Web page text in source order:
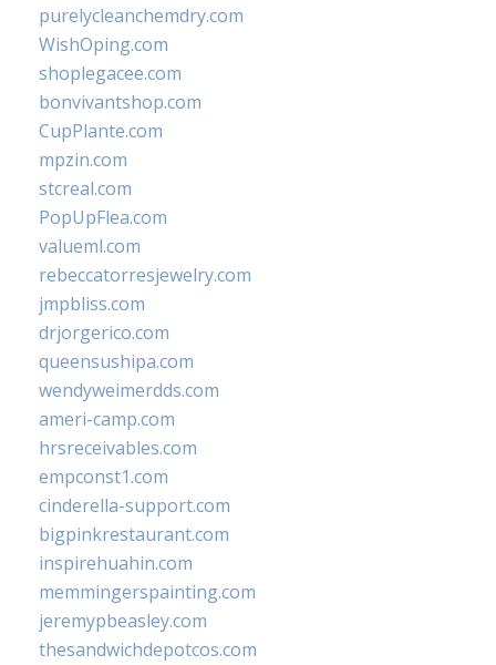
purelycleanchemdry.com
WishOping.com
shoplegacee.com
bonvivantshop.com
CupPlante.com
mpzin.com
stcreal.com
PopUpFlea.com
valueml.com
rebeccatorresjewelry.com
jmpbliss.com
drjorgerico.com
queensushipa.com
wendyweimerdds.com
ameri-camp.com
hrsreceivables.com
empconst1.com
cinderella-support.com
bigpinkrestaurant.com
inspirehuahin.com
memmingerspainting.com
jeremypbeasley.com
thesandwichdepotcos.com